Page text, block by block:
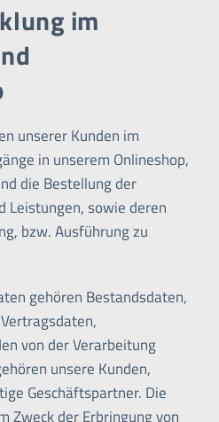
im
unserer Kunden im
in unserem Onlineshop,
die Bestellung der
Leistungen, sowie deren
bzw. Ausführung zu
gehören Bestandsdaten,
von der Verarbeitung
unsere Kunden,
Geschäftspartner. Die
Zweck der Erbringung von